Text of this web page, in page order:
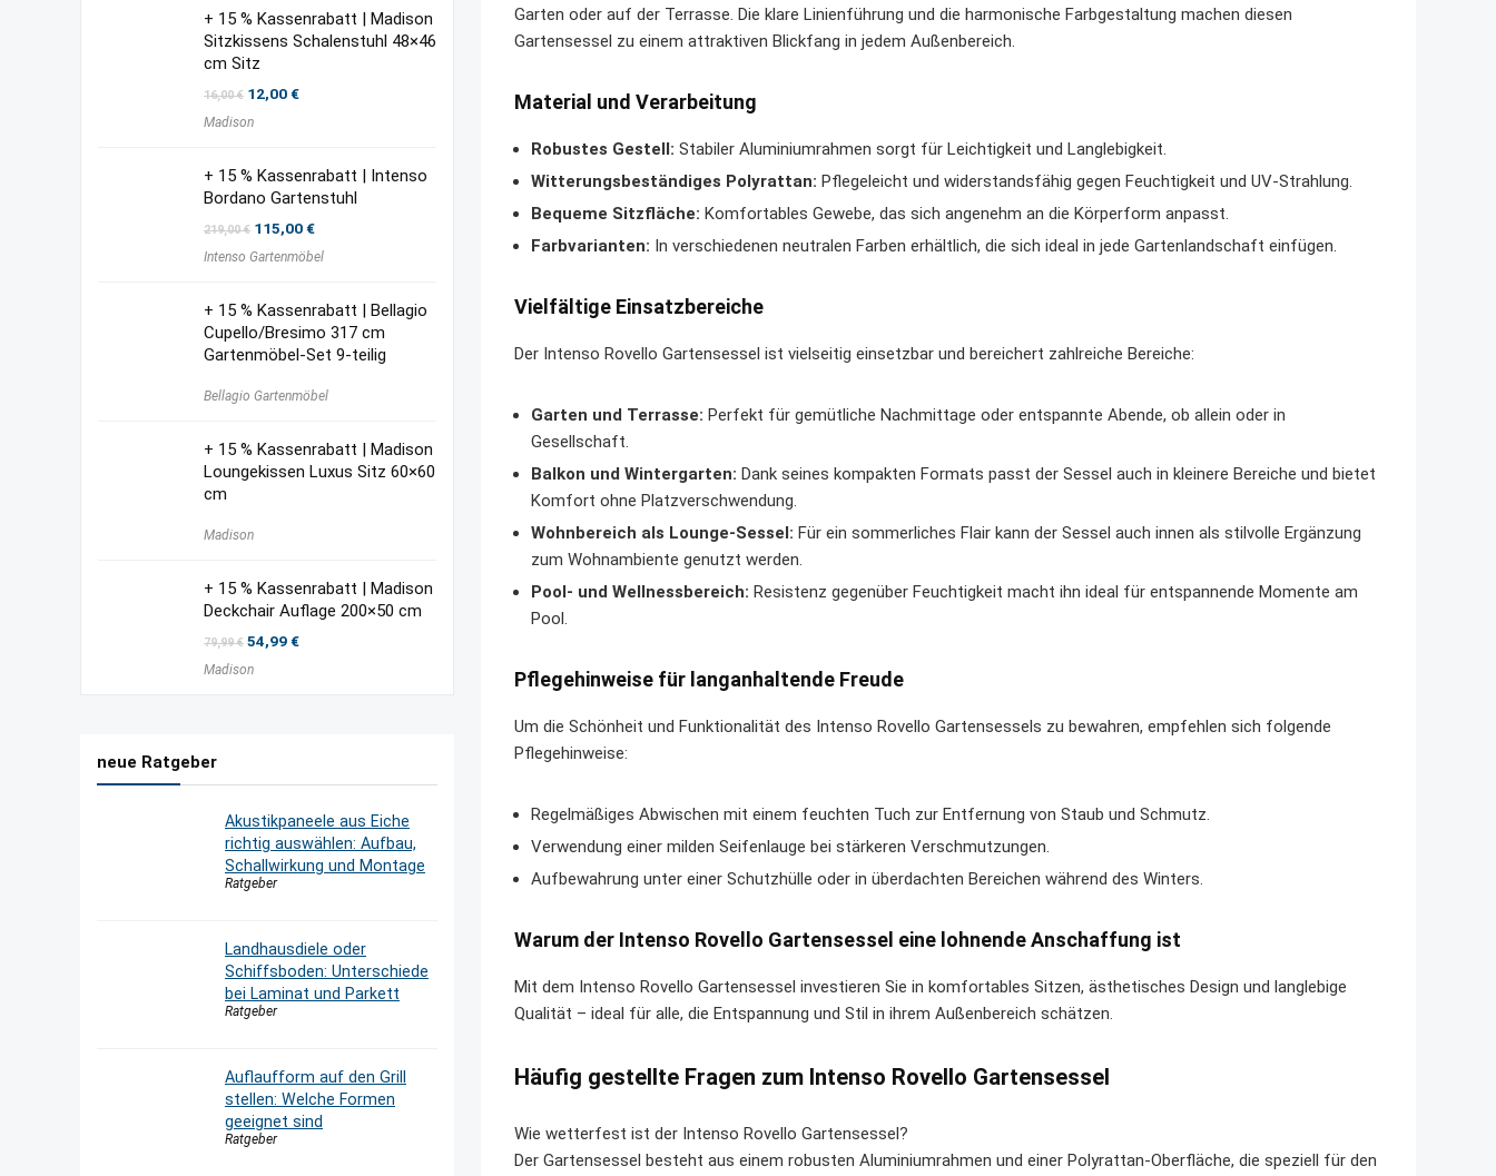
Garten oder auf der Terrasse. Die klare Linienführung und die harmonische Farbgestaltung machen diesen
Gartensessel zu einem attraktiven Blickfang in jedem Außenbereich.
Material und Verarbeitung
Robustes Gestell: Stabiler Aluminiumrahmen sorgt für Leichtigkeit und Langlebigkeit.
Witterungsbeständiges Polyrattan: Pflegeleicht und widerstandsfähig gegen Feuchtigkeit und UV-Strahlung.
Bequeme Sitzfläche: Komfortables Gewebe, das sich angenehm an die Körperform anpasst.
Farbvarianten: In verschiedenen neutralen Farben erhältlich, die sich ideal in jede Gartenlandschaft einfügen.
Vielfältige Einsatzbereiche
Der Intenso Rovello Gartensessel ist vielseitig einsetzbar und bereichert zahlreiche Bereiche:
Garten und Terrasse: Perfekt für gemütliche Nachmittage oder entspannte Abende, ob allein oder in
Gesellschaft.
Balkon und Wintergarten: Dank seines kompakten Formats passt der Sessel auch in kleinere Bereiche und bietet
Komfort ohne Platzverschwendung.
Wohnbereich als Lounge-Sessel: Für ein sommerliches Flair kann der Sessel auch innen als stilvolle Ergänzung
zum Wohnambiente genutzt werden.
Pool- und Wellnessbereich: Resistenz gegenüber Feuchtigkeit macht ihn ideal für entspannende Momente am
Pool.
Pflegehinweise für langanhaltende Freude
Um die Schönheit und Funktionalität des Intenso Rovello Gartensessels zu bewahren, empfehlen sich folgende
Pflegehinweise:
Regelmäßiges Abwischen mit einem feuchten Tuch zur Entfernung von Staub und Schmutz.
Verwendung einer milden Seifenlauge bei stärkeren Verschmutzungen.
Aufbewahrung unter einer Schutzhülle oder in überdachten Bereichen während des Winters.
Warum der Intenso Rovello Gartensessel eine lohnende Anschaffung ist
Mit dem Intenso Rovello Gartensessel investieren Sie in komfortables Sitzen, ästhetisches Design und langlebige
Qualität – ideal für alle, die Entspannung und Stil in ihrem Außenbereich schätzen.
Häufig gestellte Fragen zum Intenso Rovello Gartensessel
Wie wetterfest ist der Intenso Rovello Gartensessel?
Der Gartensessel besteht aus einem robusten Aluminiumrahmen und einer Polyrattan-Oberfläche, die speziell für den
+ 15 % Kassenrabatt | Madison
Sitzkissens Schalenstuhl 48×46
cm Sitz
16,00€ Ursprünglicher
war:
12,00€Aktueller
Madison
+ 15 % Kassenrabatt | Intenso
Bordano Gartenstuhl
219,00€ Ursprünglicher
war:
115,00€Aktueller
ist:
Intenso Gartenmöbel
+ 15 % Kassenrabatt | Bellagio
Cupello/Bresimo 317 cm
Gartenmöbel-Set 9-teilig
Bellagio Gartenmöbel
+ 15 % Kassenrabatt | Madison
Loungekissen Luxus Sitz 60×60
cm
Madison
+ 15 % Kassenrabatt | Madison
Deckchair Auflage 200×50 cm
79,99€ Ursprünglicher
war:
54,99€Aktueller
Madison
neue Ratgeber
Akustikpaneele aus Eiche
richtig auswählen: Aufbau,
Schallwirkung und Montage
Ratgeber
Landhausdiele oder
Schiffsboden: Unterschiede
bei Laminat und Parkett
Ratgeber
Auflaufform auf den Grill
stellen: Welche Formen
geeignet sind
Ratgeber